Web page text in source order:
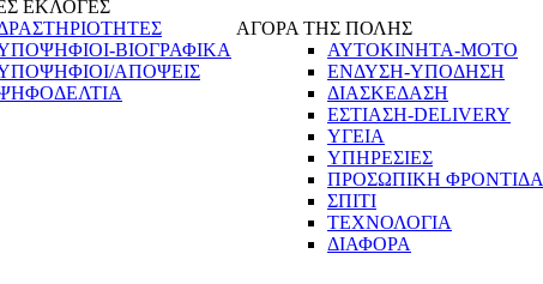
ΕΚΛΟΓΕΣ
ΒΙΟΓΡΑΦΙΚΑ
ΑΠΟΨΕΙΣ
ΑΓΟΡΑ ΤΗΣ ΠΟΛΗΣ
ΑΥΤΟΚΙΝΗΤΑ-ΜΟΤΟ
ΕΝΔΥΣΗ-ΥΠΟΔΗΣΗ
ΔΙΑΣΚΕΔΑΣΗ
ΕΣΤΙΑΣΗ-DELIVERY
ΥΓΕΙΑ
ΥΠΗΡΕΣΙΕΣ
ΠΡΟΣΩΠΙΚΗ ΦΡΟΝΤΙΔΑ
ΣΠΙΤΙ
ΤΕΧΝΟΛΟΓΙΑ
ΔΙΑΦΟΡΑ